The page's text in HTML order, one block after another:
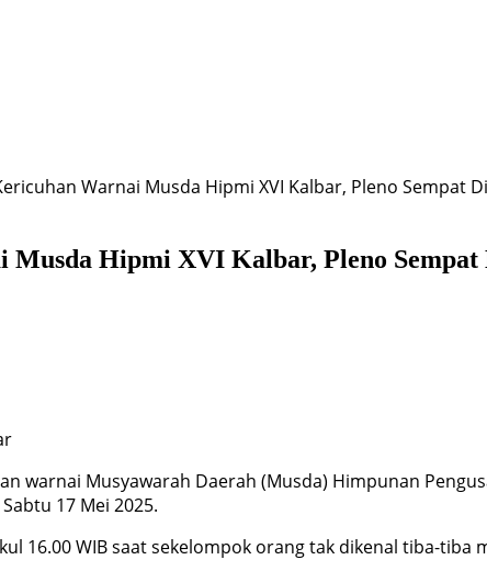
Warnai Musda Hipmi XVI Kalbar, Pleno Sempat
Hipmi XVI Kalbar, Pleno Sempat
warnai Musyawarah Daerah (Musda) Himpunan
17 Mei 2025.
16.00 WIB saat sekelompok orang tak dikenal tiba-tiba